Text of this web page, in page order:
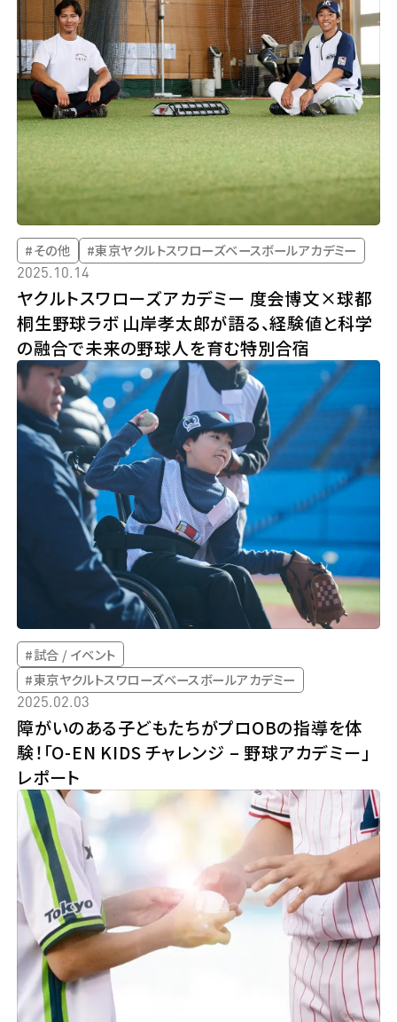
#福岡ソフトバンクホークス
#東京ヤクルトスワローズベースボールアカデミー
#BIG6.TV #村上選手 #小須田選手
#細谷選手 #JLOC
#その他 #東京ヤクルトスワローズベースボールアカデミー
2025.10.14
ヤクルトスワローズアカデミー 度会博文×球都
桐生野球ラボ 山岸孝太郎が語る、経験値と科学
の融合で未来の野球人を育む特別合宿
#試合 / イベント
#東京ヤクルトスワローズベースボールアカデミー
2025.02.03
障がいのある子どもたちがプロOBの指導を体
験！「O-EN KIDS チャレンジ – 野球アカデミー」
レポート